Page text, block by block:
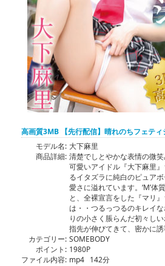
高画質3MB 【先行配信】晴れのちフェティ
モデル名: 大下麻里
商品詳細: 清楚でしとやかな表情の微
可愛いアイドル『大下麻里
るイタズラに純白のピュア
愛さに溢れています。‘M’体
と、全裸宣言をした『マリ
は・・つるっつるのキレイ
りの小さく脹らんだ初々し
指先が伸びてきて、密かに誘
カテゴリー: SOMEBODY
ポイント: 1980P
ファイル内容: mp4 142分